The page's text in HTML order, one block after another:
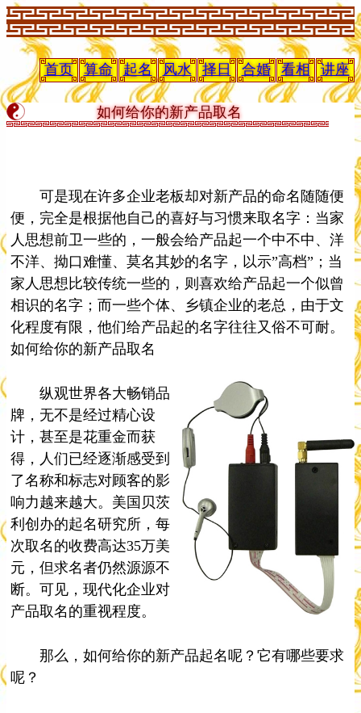
首页 算命 起名 风水 择日 合婚 看相 讲座
如何给你的新产品取名
可是现在许多企业老板却对新产品的命名随随便
便，完全是根据他自己的喜好与习惯来取名字：当家
人思想前卫一些的，一般会给产品起一个中不中、洋
不洋、拗口难懂、莫名其妙的名字，以示”高档”；当
家人思想比较传统一些的，则喜欢给产品起一个似曾
相识的名字；而一些个体、乡镇企业的老总，由于文
化程度有限，他们给产品起的名字往往又俗不可耐。
如何给你的新产品取名
纵观世界各大畅销品
牌，无不是经过精心设
计，甚至是花重金而获
得，人们已经逐渐感受到
了名称和标志对顾客的影
响力越来越大。美国贝茨
利创办的起名研究所，每
次取名的收费高达35万美
元，但求名者仍然源源不
断。可见，现代化企业对
产品取名的重视程度。
那么，如何给你的新产品起名呢？它有哪些要求
呢？